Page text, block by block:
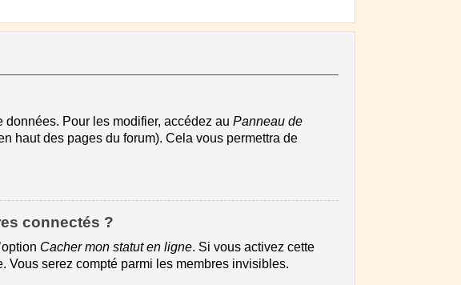
Pour les modifier, accédez au Panneau de
haut des pages du forum). Cela vous permettra de
connectés ?
Cacher mon statut en ligne. Si vous activez cette
Vous serez compté parmi les membres invisibles.